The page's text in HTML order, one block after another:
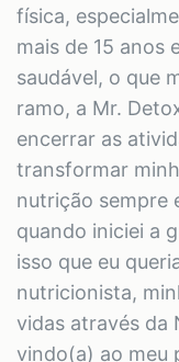
física,
mais de 15 anos
saudável, o que
ramo, a Mr.
encerrar as
transformar
nutrição sempre
quando iniciei a
isso que eu
nutricionista,
vidas através da
vindo(a) ao meu